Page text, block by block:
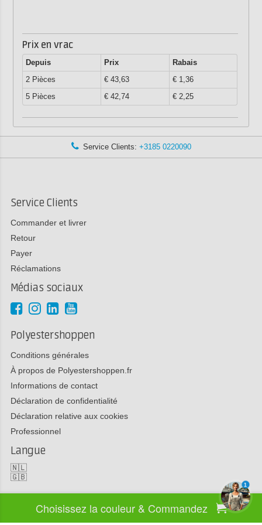
Choisissez la couleur & Commandez
Prix en vrac
Depuis Prix
Rabais
2 Pièces
€ 43,63
€ 1,36
5 Pièces
€ 42,74 € 2,25
Service Clients: +3185 0220090
Service Clients
Commander et livrer
Retour
Payer
Réclamations
Médias sociaux
Polyestershoppen
Conditions générales
À propos de Polyestershoppen.fr
Informations de contact
Déclaration de confidentialité
Déclaration relative aux cookies
Professionnel
Langue
🇳🇱
🇬🇧
1